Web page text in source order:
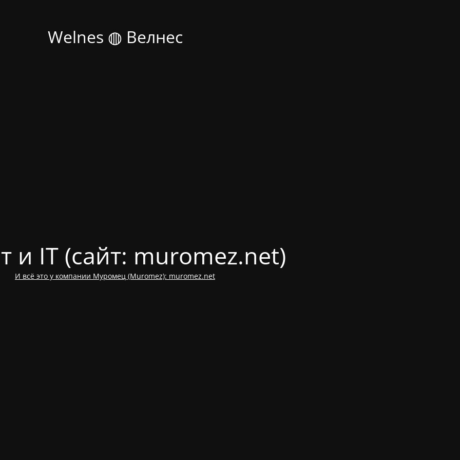
Welnes ◍ Велнес
и IT (cайт: muromez.net)
И всё это у компании Муромец (Muromez): muromez.net